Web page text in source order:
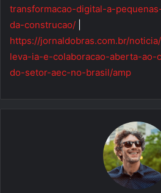
transformacao-digital-a-
da-construcao/
https://jornaldobras.com.br/
leva-ia-e-colaboracao-aberta-ao-
do-setor-aec-no-brasil/amp